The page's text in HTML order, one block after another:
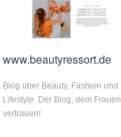
www.beautyressort.de
Blog über Beauty, Fashion und
Lifestyle. Der Blog, dem Frauen
vertrauen!